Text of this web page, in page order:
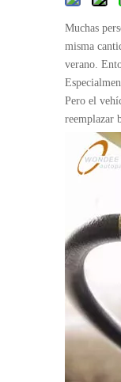
Muchas
misma
verano.
Pero el
reemplazar